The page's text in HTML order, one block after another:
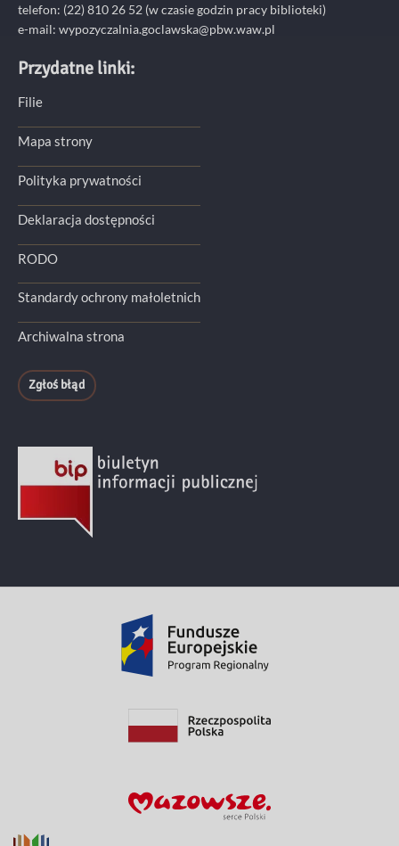
telefon: (22) 810 26 52 (w czasie godzin pracy biblioteki)
e-mail: wypozyczalnia.goclawska@pbw.waw.pl
Przydatne linki:
Filie
Mapa strony
Polityka prywatności
Deklaracja dostępności
RODO
Standardy ochrony małoletnich
Archiwalna strona
Zgłoś błąd